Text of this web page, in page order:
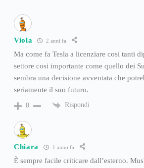
Viola 2 anni fa
Ma come fa Tesla a licenziare cosi tanti
settore cosi importante come quello dei
sembra una decisione avventata che
seriamente il suo futuro.
0 Rispondi
Chiara 1 anno fa
È sempre facile criticare dall’esterno.